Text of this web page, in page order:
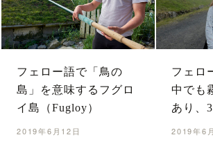
フェロー語で「鳥の
島」を意味するフグロ
イ島（Fugloy）
2019年6月12日
フェロ
中でも
あり、
2019年6